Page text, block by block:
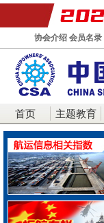
协会介绍 会员名录
首页 主题教育